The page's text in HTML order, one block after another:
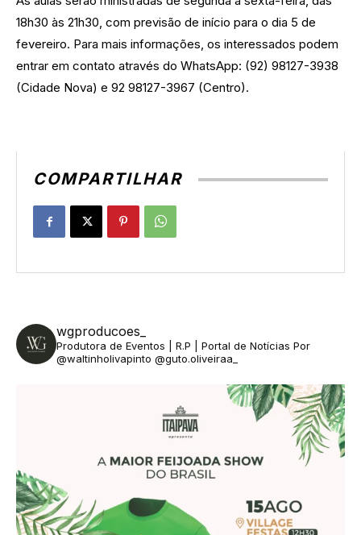
18h30 às 21h30, com previsão de início para o dia 5 de
fevereiro. Para mais informações, os interessados podem
entrar em contato através do WhatsApp: (92) 98127-3938
(Cidade Nova) e 92 98127-3967 (Centro).
COMPARTILHAR
wgproducoes_
Produtora de Eventos | R.P | Portal de Notícias Por
@waltinholivapinto @guto.oliveiraa_